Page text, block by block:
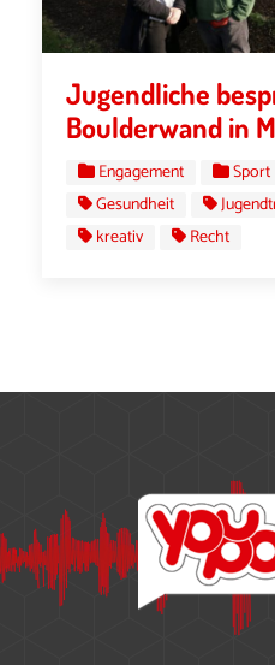
Jugendliche
Boulderwand in
Engagement Sport
Gesundheit
kreativ
Recht